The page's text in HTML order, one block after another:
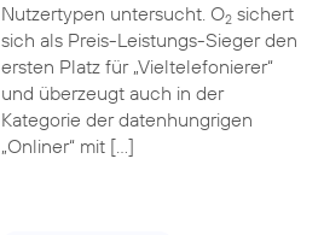
Nutzertypen untersucht. O2sichert
sich als Preis-Leistungs-Sieger den
ersten Platz für „Vieltelefonierer“
und überzeugt auch in der
Kategorie der datenhungrigen
„Onliner“ mit […]